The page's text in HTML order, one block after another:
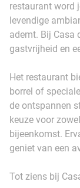
restaurant word
levendige
ademt. Bij Casa
gastvrijheid en
Het restaurant
borrel of
de ontspannen
keuze voor
bijeenkomst.
geniet van een
Tot ziens bij